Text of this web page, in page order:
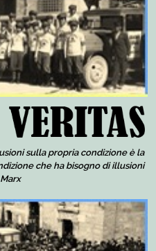
sulla propria condizione è la
che ha bisogno di illusioni